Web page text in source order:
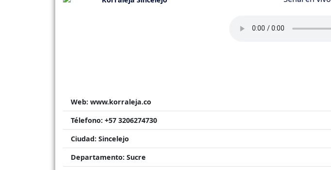
Web: www.korraleja.co
Télefono: +57 3206274730
Ciudad: Sincelejo
Departamento: Sucre